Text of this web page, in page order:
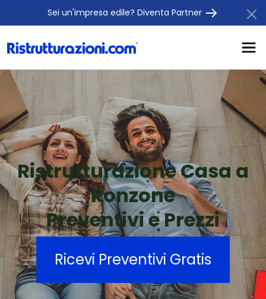
Sei un'impresa edile? Diventa Partner
Ristrutturazione Casa a
Ronzone
Preventivi e Prezzi
Ricevi Preventivi Gratis